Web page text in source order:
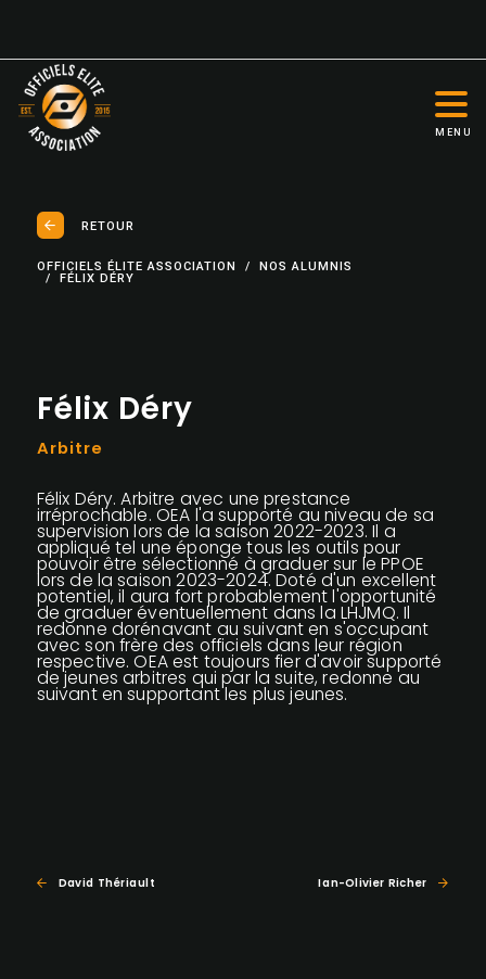
MENU
RETOUR
OFFICIELS ÉLITE ASSOCIATION
NOS ALUMNIS
FÉLIX DÉRY
Félix Déry
Arbitre
Félix Déry. Arbitre avec une prestance
irréprochable. OEA l'a supporté au niveau de sa
supervision lors de la saison 2022-2023. Il a
appliqué tel une éponge tous les outils pour
pouvoir être sélectionné à graduer sur le PPOE
lors de la saison 2023-2024. Doté d'un excellent
potentiel, il aura fort probablement l'opportunité
de graduer éventuellement dans la LHJMQ. Il
redonne dorénavant au suivant en s'occupant
avec son frère des officiels dans leur région
respective. OEA est toujours fier d'avoir supporté
de jeunes arbitres qui par la suite, redonne au
suivant en supportant les plus jeunes.
David Thériault Ian-Olivier Richer